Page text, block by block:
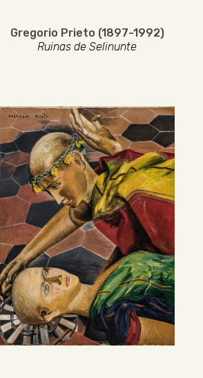
Gregorio Prieto (1897-1992)
Ruinas de Selinunte